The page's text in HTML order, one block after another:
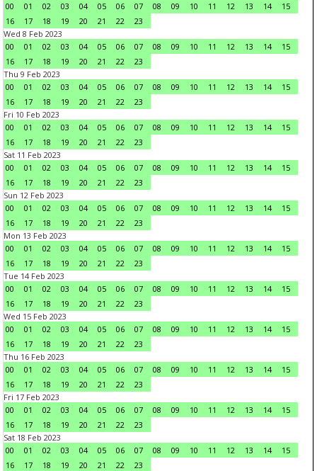
00
01 02 03 04 05 06 07 08 09 10 11 12 13 14
15
16
17 18 19 20 21 22
23
Wed 8 Feb 2023
00
01 02 03 04 05 06 07 08 09 10 11 12 13 14
15
16
17 18 19 20 21 22
23
Thu 9 Feb 2023
00
01 02 03 04 05 06 07 08 09 10 11 12 13 14
15
16
17 18 19 20 21 22
23
Fri 10 Feb 2023
00
01 02 03 04 05 06 07 08 09 10 11 12 13 14
15
16
17 18 19 20 21 22
23
Sat 11 Feb 2023
00
01 02 03 04 05 06 07 08 09 10 11 12 13 14
15
16
17 18 19 20 21 22
23
Sun 12 Feb 2023
00
01 02 03 04 05 06 07 08 09 10 11 12 13 14
15
16
17 18 19 20 21 22
23
Mon 13 Feb 2023
00
01 02 03 04 05 06 07 08 09 10 11 12 13 14
15
16
17 18 19 20 21 22
23
Tue 14 Feb 2023
00
01 02 03 04 05 06 07 08 09 10 11 12 13 14
15
16
17 18 19 20 21 22
23
Wed 15 Feb 2023
00
01 02 03 04 05 06 07 08 09 10 11 12 13 14
15
16
17 18 19 20 21 22
23
Thu 16 Feb 2023
00
01 02 03 04 05 06 07 08 09 10 11 12 13 14
15
16
17 18 19 20 21 22
23
Fri 17 Feb 2023
00
01 02 03 04 05 06 07 08 09 10 11 12 13 14
15
16
17 18 19 20 21 22
23
Sat 18 Feb 2023
00
01 02 03 04 05 06 07 08 09 10 11 12 13 14
15
16
17 18 19 20 21 22
23